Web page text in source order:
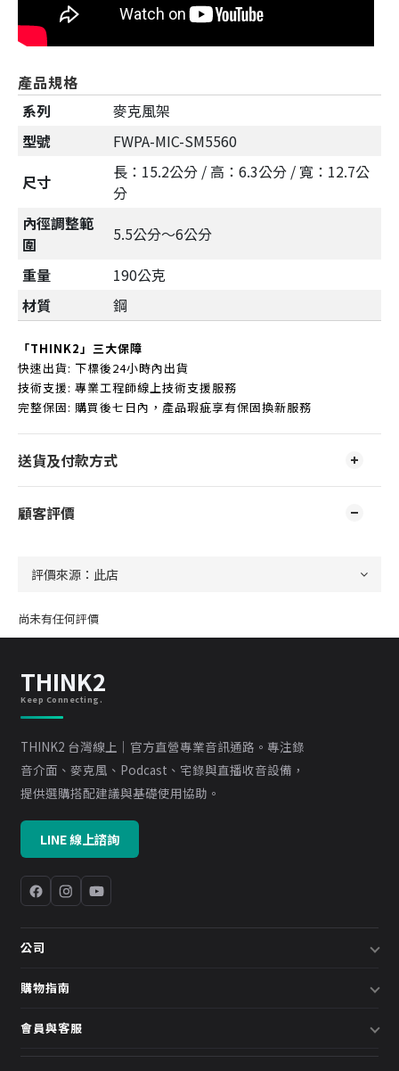
產品規格
系列
麥克風架
型號
FWPA-MIC-SM5560
尺寸
長：15.2公分 / 高：6.3公分 / 寬：12.7公
分
內徑調整範
圍
5.5公分～6公分
重量
190公克
材質
鋼
「THINK2」三大保障
快速出貨: 下標後24小時內出貨
技術支援: 專業工程師線上技術支援服務
完整保固: 購買後七日內，產品瑕疵享有保固換新服務
送貨及付款方式
顧客評價
尚未有任何評價
THINK2
Keep Connecting.
THINK2 台灣線上｜官方直營專業音訊通路。專注錄
音介面、麥克風、Podcast、宅錄與直播收音設備，
提供選購搭配建議與基礎使用協助。
LINE 線上諮詢
公司
關於我們
預約諮詢
購物指南
配送說明
會員與客服
會員中心